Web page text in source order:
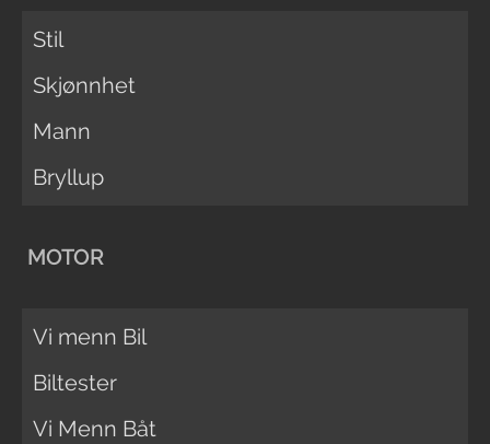
Stil
Skjønnhet
Mann
Bryllup
MOTOR
Vi menn Bil
Biltester
Vi Menn Båt